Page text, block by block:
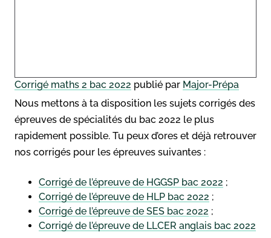
Corrigé maths 2 bac 2022 publié par Major-Prépa
Nous mettons à ta disposition les sujets corrigés des
épreuves de spécialités du bac 2022 le plus
rapidement possible. Tu peux d’ores et déjà retrouver
nos corrigés pour les épreuves suivantes :
Corrigé de l’épreuve de HGGSP bac 2022 ;
Corrigé de l’épreuve de HLP bac 2022 ;
Corrigé de l’épreuve de SES bac 2022 ;
Corrigé de l’épreuve de LLCER anglais bac 2022